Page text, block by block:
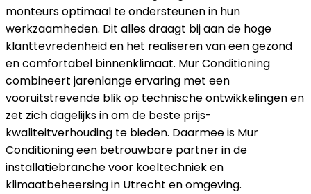
monteurs optimaal te ondersteunen in hun
werkzaamheden. Dit alles draagt bij aan de hoge
klanttevredenheid en het realiseren van een gezond
en comfortabel binnenklimaat. Mur Conditioning
combineert jarenlange ervaring met een
vooruitstrevende blik op technische ontwikkelingen en
zet zich dagelijks in om de beste prijs-
kwaliteitverhouding te bieden. Daarmee is Mur
Conditioning een betrouwbare partner in de
installatiebranche voor koeltechniek en
klimaatbeheersing in Utrecht en omgeving.